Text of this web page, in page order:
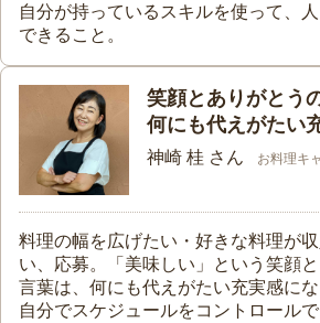
自分が持っているスキルを使って、
できること。
笑顔とありがとう
何にも代えがたい
神崎 桂 さん お料理キ
料理の幅を広げたい・好きな料理が
い、応募。「美味しい」という笑顔
言葉は、何にも代えがたい充実感にな
自分でスケジュールをコントロール